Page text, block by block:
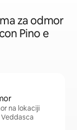
za odmor
Pino e
na lokaciji